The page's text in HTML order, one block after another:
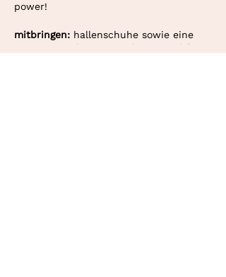
power!
mitbringen: hallenschuhe sowie eine
yogamatte oder eine andere rutschfeste